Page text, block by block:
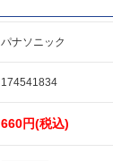
パナソニック
174541834
660円(税込)